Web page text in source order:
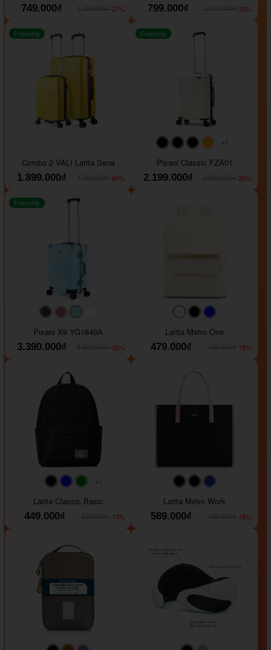
749.000₫
-37%
799.000₫
-33%
Freeship
Combo 2 VALI Larita Sena
1.899.000₫
-60%
#000000#000000
#000000
#ffa500
+1
Freeship
Pisani Classic FZA01
2.199.000₫
-26%
#40454a#b76e79
#9ad8e7
Freeship
Pisani X9 YG1849A
3.390.000₫
-26%
#faf0e6#000000
Larita Metro One
479.000₫
-19%
#faf0e6
#000000#0000FF#008000
+1
Larita Classic Basic
449.000₫
-13%
#000000#000000
Larita Metro Work
589.000₫
-16%